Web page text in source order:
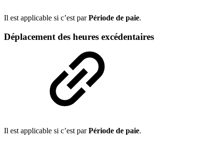
Il est applicable si c’est parPériode de paie.
Déplacement des heures excédentaires
Il est applicable si c’est parPériode de paie.